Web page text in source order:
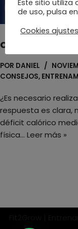
Cardio y
POR DANIEL
CONSEJOS,
¿Es necesario
respuesta es clara,
déficit calórico
física… Leer más »
Este sitio utiliza
de uso, pulsa
Cookies ajustes